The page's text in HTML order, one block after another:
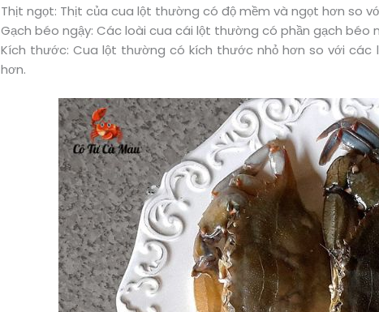
Thịt ngọt: Thịt của cua lột thường có độ mềm và ngọt hơn so
Gạch béo ngậy: Các loài cua cái lột thường có phần gạch
Kích thước: Cua lột thường có kích thước nhỏ hơn so với
hơn.